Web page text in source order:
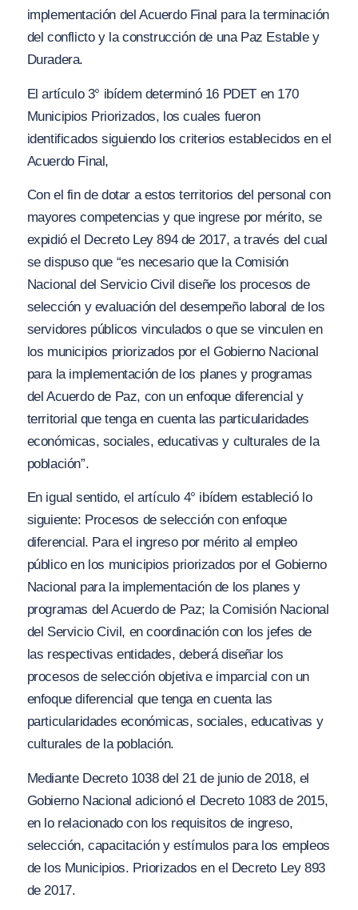
implementación del Acuerdo Final para la terminación
del conflicto y la construcción de una Paz Estable y
Duradera.
El artículo 3° ibídem determinó 16 PDET en 170
Municipios Priorizados, los cuales fueron
identificados siguiendo los criterios establecidos en el
Acuerdo Final,
Con el fin de dotar a estos territorios del personal con
mayores competencias y que ingrese por mérito, se
expidió el Decreto Ley 894 de 2017, a través del cual
se dispuso que “es necesario que la Comisión
Nacional del Servicio Civil diseñe los procesos de
selección y evaluación del desempeño laboral de los
servidores públicos vinculados o que se vinculen en
los municipios priorizados por el Gobierno Nacional
para la implementación de los planes y programas
del Acuerdo de Paz, con un enfoque diferencial y
territorial que tenga en cuenta las particularidades
económicas, sociales, educativas y culturales de la
población”.
En igual sentido, el artículo 4° ibídem estableció lo
siguiente: Procesos de selección con enfoque
diferencial. Para el ingreso por mérito al empleo
público en los municipios priorizados por el Gobierno
Nacional para la implementación de los planes y
programas del Acuerdo de Paz; la Comisión Nacional
del Servicio Civil, en coordinación con los jefes de
las respectivas entidades, deberá diseñar los
procesos de selección objetiva e imparcial con un
enfoque diferencial que tenga en cuenta las
particularidades económicas, sociales, educativas y
culturales de la población.
Mediante Decreto 1038 del 21 de junio de 2018, el
Gobierno Nacional adicionó el Decreto 1083 de 2015,
en lo relacionado con los requisitos de ingreso,
selección, capacitación y estímulos para los empleos
de los Municipios. Priorizados en el Decreto Ley 893
de 2017.